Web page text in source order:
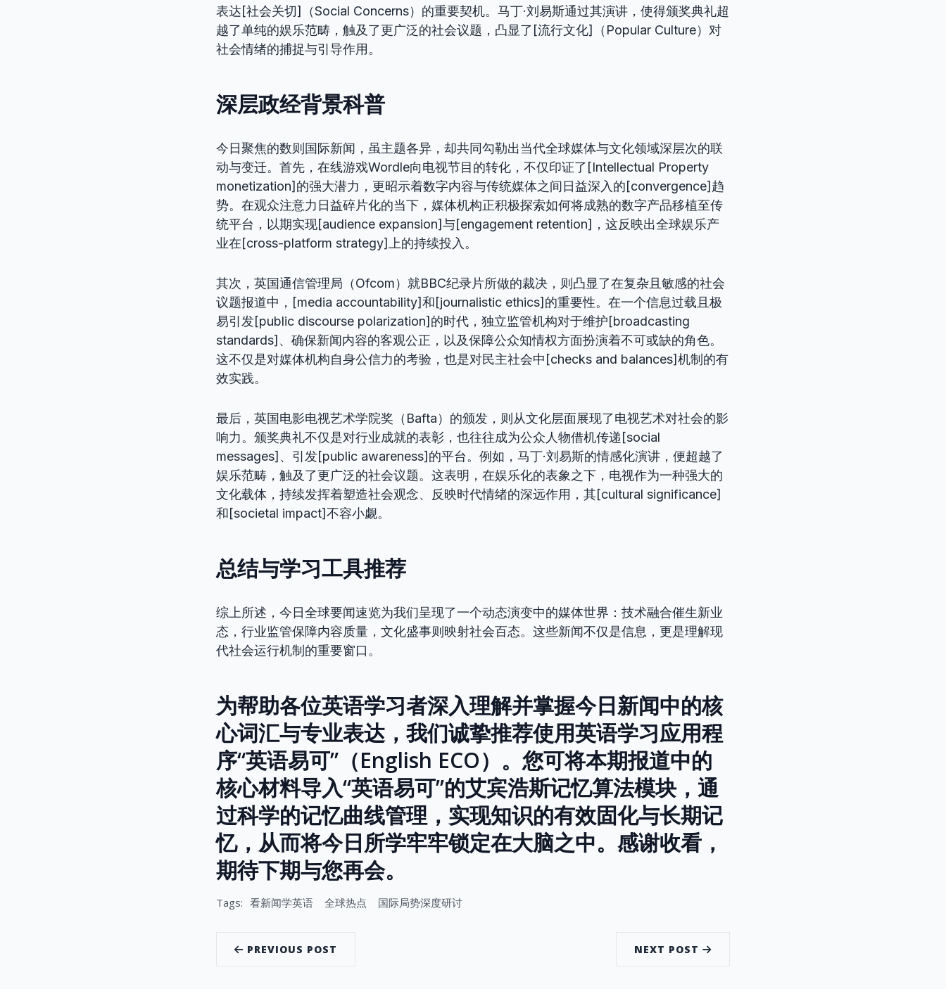
表达[社会关切]（Social Concerns）的重要契机。马丁·刘易斯通过其演讲，使得颁奖典礼超
越了单纯的娱乐范畴，触及了更广泛的社会议题，凸显了[流行文化]（Popular Culture）对
社会情绪的捕捉与引导作用。
深层政经背景科普
今日聚焦的数则国际新闻，虽主题各异，却共同勾勒出当代全球媒体与文化领域深层次的联
动与变迁。首先，在线游戏Wordle向电视节目的转化，不仅印证了[Intellectual Property
monetization]的强大潜力，更昭示着数字内容与传统媒体之间日益深入的[convergence]趋
势。在观众注意力日益碎片化的当下，媒体机构正积极探索如何将成熟的数字产品移植至传
统平台，以期实现[audience expansion]与[engagement retention]，这反映出全球娱乐产
业在[cross-platform strategy]上的持续投入。
其次，英国通信管理局（Ofcom）就BBC纪录片所做的裁决，则凸显了在复杂且敏感的社会
议题报道中，[media accountability]和[journalistic ethics]的重要性。在一个信息过载且极
易引发[public discourse polarization]的时代，独立监管机构对于维护[broadcasting
standards]、确保新闻内容的客观公正，以及保障公众知情权方面扮演着不可或缺的角色。
这不仅是对媒体机构自身公信力的考验，也是对民主社会中[checks and balances]机制的有
效实践。
最后，英国电影电视艺术学院奖（Bafta）的颁发，则从文化层面展现了电视艺术对社会的影
响力。颁奖典礼不仅是对行业成就的表彰，也往往成为公众人物借机传递[social
messages]、引发[public awareness]的平台。例如，马丁·刘易斯的情感化演讲，便超越了
娱乐范畴，触及了更广泛的社会议题。这表明，在娱乐化的表象之下，电视作为一种强大的
文化载体，持续发挥着塑造社会观念、反映时代情绪的深远作用，其[cultural significance]
和[societal impact]不容小觑。
总结与学习工具推荐
综上所述，今日全球要闻速览为我们呈现了一个动态演变中的媒体世界：技术融合催生新业
态，行业监管保障内容质量，文化盛事则映射社会百态。这些新闻不仅是信息，更是理解现
代社会运行机制的重要窗口。
为帮助各位英语学习者深入理解并掌握今日新闻中的核
心词汇与专业表达，我们诚挚推荐使用英语学习应用程
序“英语易可”（English ECO）。您可将本期报道中的
核心材料导入“英语易可”的艾宾浩斯记忆算法模块，通
过科学的记忆曲线管理，实现知识的有效固化与长期记
忆，从而将今日所学牢牢锁定在大脑之中。感谢收看，
期待下期与您再会。
Tags: 看新闻学英语 全球热点 国际局势深度研讨
PREVIOUS POST NEXT POST